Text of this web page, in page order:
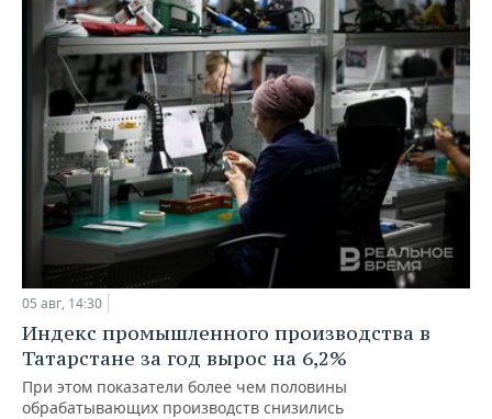
05 авг, 14:30
Индекс промышленного производства в
Татарстане за год вырос на 6,2%
При этом показатели более чем половины
обрабатывающих производств снизились